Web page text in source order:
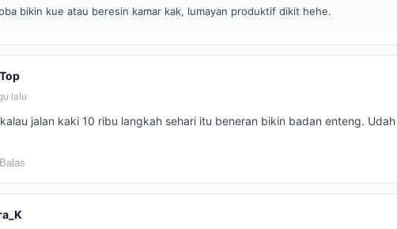
bikin kue atau beresin kamar kak, lumayan produktif dikit hehe.
lalu
jalan kaki 10 ribu langkah sehari itu beneran bikin badan enteng.